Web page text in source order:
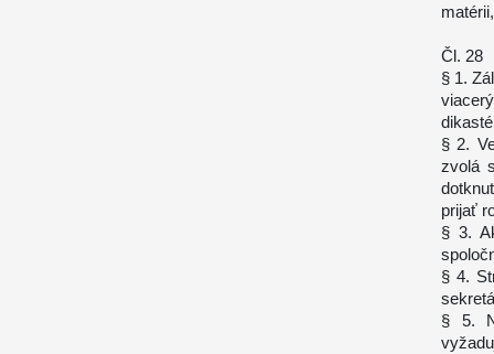
Čl. 28
§ 1.
§ 2.
zvolá
prijať
§ 3.
§ 4.
§ 5.